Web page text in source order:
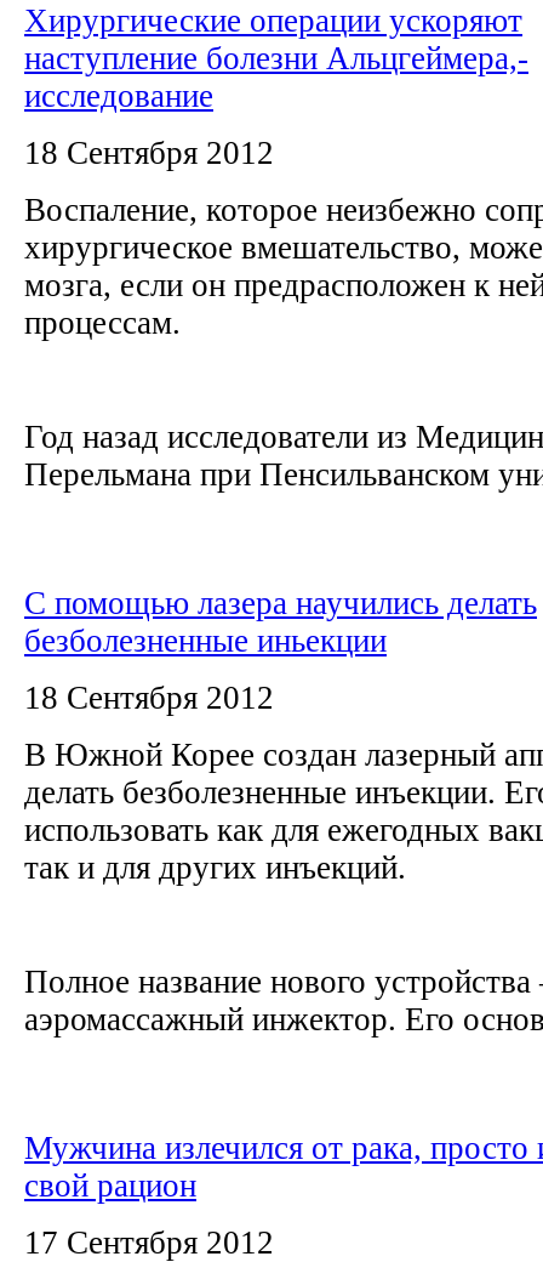
Хирургические операции ускоряют
наступление болезни Альцгеймера,-
исследование
18 Сентября 2012
Воспаление, которое неизбежно
хирургическое вмешательство,
мозга, если он предрасположен к
процессам.
Год назад исследователи из
Перельмана при Пенсильванском
С помощью лазера научились делать
безболезненные иньекции
18 Сентября 2012
В Южной Корее создан лазерный
делать безболезненные инъекции.
использовать как для ежегодных
так и для других инъекций.
Полное название нового
аэромассажный инжектор. Его
Мужчина излечился от рака, просто
свой рацион
17 Сентября 2012